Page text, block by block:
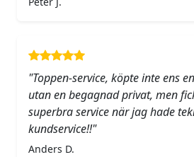
"Toppen-service, köpte inte ens
utan en begagnad privat, men
superbra service när jag hade
kundservice!!"
Anders D.